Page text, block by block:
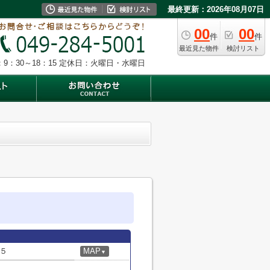
最終更新：2026年08月07日
00件
最近見た物件
00件
検討リスト
9：30～18：15 定休日：火曜日・水曜日
MAP ▼